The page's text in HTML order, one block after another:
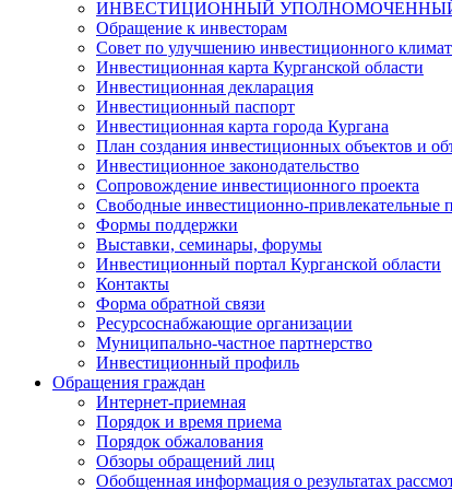
ИНВЕСТИЦИОННЫЙ
Обращение к инвесторам
Совет по улучшению инвестиционного
Инвестиционная карта Курганской области
Инвестиционная декларация
Инвестиционный паспорт
Инвестиционная карта города Кургана
План создания инвестиционных объектов и
Инвестиционное законодательство
Сопровождение инвестиционного проекта
Свободные инвестиционно-привлекательные
Формы поддержки
Выставки, семинары, форумы
Инвестиционный портал Курганской области
Контакты
Форма обратной связи
Ресурсоснабжающие организации
Муниципально-частное партнерство
Инвестиционный профиль
Обращения граждан
Интернет-приемная
Порядок и время приема
Порядок обжалования
Обзоры обращений лиц
Обобщенная информация о результатах